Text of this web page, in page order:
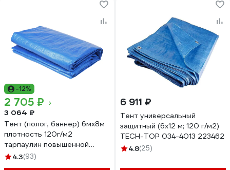
-12%
2 705 ₽
3 064 ₽
Тент (полог, баннер) 6мх8м
плотность 120г/м2
тарпаулин повышенной
плотности строительный,
4.3(93)
6 911 ₽
Тент универсальный
защитный (6х12 м; 120 г/м2)
TECH-TOP 034-4013 223462
4.8(25)